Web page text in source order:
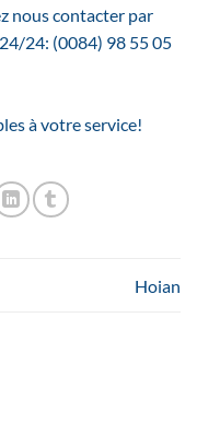
nous contacter par
24: (0084) 98 55 05
à votre service!
Hoian